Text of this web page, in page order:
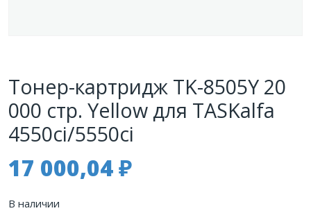
Тонер-картридж TK-8505Y 20
000 стр. Yellow для TASKalfa
4550ci/5550ci
17 000,04₽
В наличии